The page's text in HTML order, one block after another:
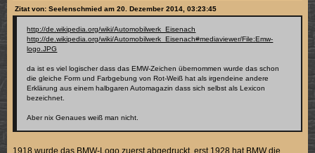
Zitat von: Seelenschmied am 20. Dezember 2014, 03:23:45
http://de.wikipedia.org/wiki/Automobilwerk_Eisenach
http://de.wikipedia.org/wiki/Automobilwerk_Eisenach#mediaviewer/File:Emw-
logo.JPG
da ist es viel logischer dass das EMW-Zeichen übernommen wurde das schon
die gleiche Form und Farbgebung von Rot-Weiß hat als irgendeine andere
Erklärung aus einem halbgaren Automagazin dass sich selbst als Lexicon
bezeichnet.
Aber nix Genaues weiß man nicht.
1918 wurde das BMW-Logo zuerst abgedruckt, erst 1928 hat BMW die